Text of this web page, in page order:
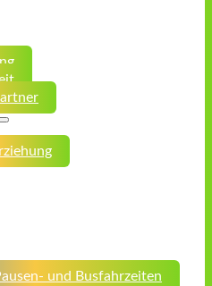
und Busfahrzeiten